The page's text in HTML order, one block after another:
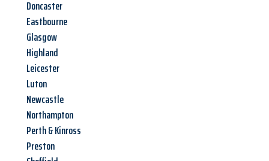
Doncaster
Eastbourne
Glasgow
Highland
Leicester
Luton
Newcastle
Northampton
Perth & Kinross
Preston